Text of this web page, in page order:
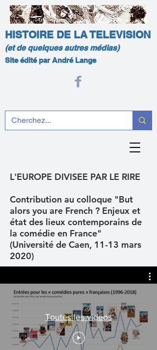
HISTOIRE DE LA TELEVISION
(et de quelques autres médias)
Site édité par André Lange
L'EUROPE DIVISEE PAR LE RIRE
Contribution au colloque "But
alors you are French ? Enjeux et
état des lieux contemporains de
la comédie en France"
(Université de Caen, 11-13 mars
2020)
Toutes les vidéos